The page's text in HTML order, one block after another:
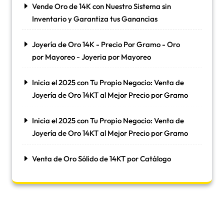
Vende Oro de 14K con Nuestro Sistema sin
Inventario y Garantiza tus Ganancias
Joyería de Oro 14K - Precio Por Gramo - Oro
por Mayoreo - Joyeria por Mayoreo
Inicia el 2025 con Tu Propio Negocio: Venta de
Joyería de Oro 14KT al Mejor Precio por Gramo
Inicia el 2025 con Tu Propio Negocio: Venta de
Joyería de Oro 14KT al Mejor Precio por Gramo
Venta de Oro Sólido de 14KT por Catálogo